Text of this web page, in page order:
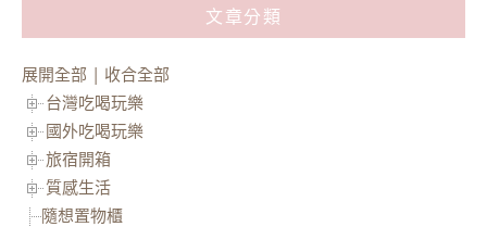
文章分類
展開全部 | 收合全部
台灣吃喝玩樂
國外吃喝玩樂
旅宿開箱
質感生活
隨想置物櫃